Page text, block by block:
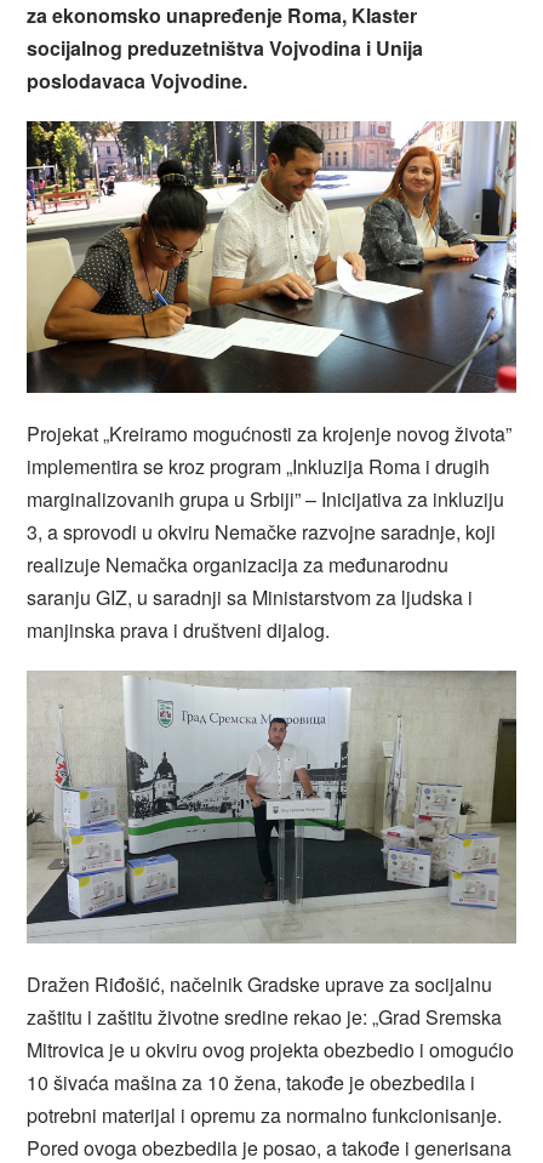
za ekonomsko unapređenje Roma, Klaster
socijalnog preduzetništva Vojvodina i Unija
poslodavaca Vojvodine.
Projekat „Kreiramo mogućnosti za krojenje novog života”
implementira se kroz program „Inkluzija Roma i drugih
marginalizovanih grupa u Srbiji” – Inicijativa za inkluziju
3, a sprovodi u okviru Nemačke razvojne saradnje, koji
realizuje Nemačka organizacija za međunarodnu
saranju GIZ, u saradnji sa Ministarstvom za ljudska i
manjinska prava i društveni dijalog.
Dražen Riđošić, načelnik Gradske uprave za socijalnu
zaštitu i zaštitu životne sredine rekao je: „Grad Sremska
Mitrovica je u okviru ovog projekta obezbedio i omogućio
10 šivaća mašina za 10 žena, takođe je obezbedila i
potrebni materijal i opremu za normalno funkcionisanje.
Pored ovoga obezbedila je posao, a takođe i generisana